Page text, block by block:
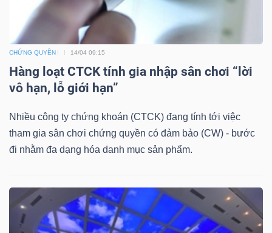
CHỨNG QUYỀN 14/04 09:15
Hàng loạt CTCK tính gia nhập sân chơi “lời
vô hạn, lỗ giới hạn”
Nhiều công ty chứng khoán (CTCK) đang tính tới việc
tham gia sân chơi chứng quyền có đảm bảo (CW) - bước
đi nhằm đa dạng hóa danh mục sản phẩm.
TIN
DỊCH
TRUYỀN
THÔNG
TIỆN
ÍCH